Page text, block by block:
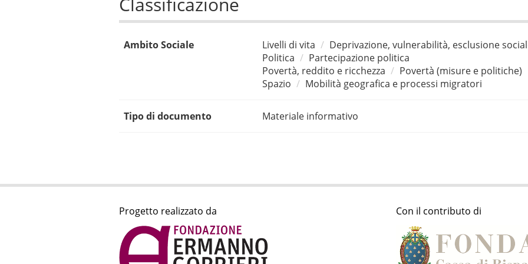
Ambito Sociale Livelli di vita
Deprivazione, vulnerabilità, esclusione
Politica
Partecipazione politica
Povertà, reddito e ricchezza
Povertà (misure e politiche)
Spazio
Mobilità geografica e processi migratori
Tipo di documento Materiale informativo
Progetto realizzato da Con il contributo di